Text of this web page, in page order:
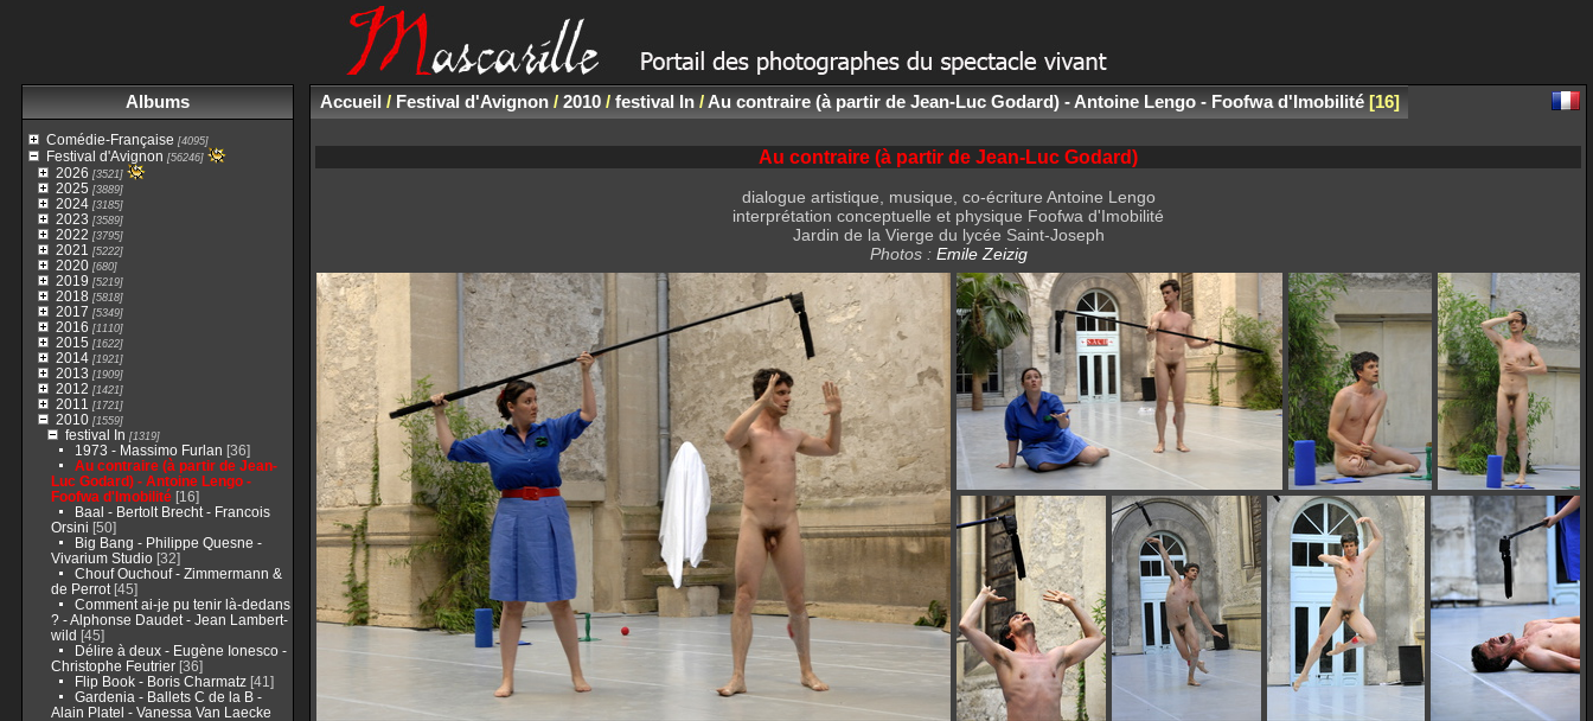
Albums
Comédie-Française [4095]
Festival d'Avignon [56246]
2026 [3521]
2025 [3889]
2024[3185]
2023 [3589]
2022 [3795]
2021 [5222]
2020[680]
2019 [5219]
2018 [5818]
2017 [5349]
2016 [1110]
2015 [1622]
2014[1921]
2013 [1909]
2012 [1421]
2011 [1721]
2010[1559]
festival In [1319]
1973 - Massimo Furlan [36]
Au contraire (à partir de Jean-
Luc Godard) - Antoine Lengo -
Foofwa d'Imobilité[16]
Baal - Bertolt Brecht - Francois
Orsini [50]
Big Bang - Philippe Quesne -
Vivarium Studio[32]
Chouf Ouchouf - Zimmermann &
de Perrot[45]
Comment ai-je pu tenir là-dedans
? - Alphonse Daudet - Jean Lambert-
wild [45]
Délire à deux - Eugène Ionesco -
Christophe Feutrier[36]
Flip Book - Boris Charmatz[41]
Gardenia - Ballets C de la B -
Alain Platel - Vanessa Van Laecke
Accueil/ Festival d'Avignon/ 2010/ festival In/Au contraire (à partir de Jean-Luc Godard) - Antoine Lengo - Foofwa d'Imobilité 16
Au contraire (à partir de Jean-Luc Godard)
dialogue artistique, musique, co-écriture Antoine Lengo
interprétation conceptuelle et physique Foofwa d'Imobilité
Jardin de la Vierge du lycée Saint-Joseph
Photos : Emile Zeizig